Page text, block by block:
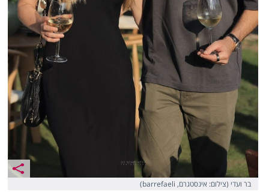
בר ועדי (צילום: אינסטגרם, barrefaeli)